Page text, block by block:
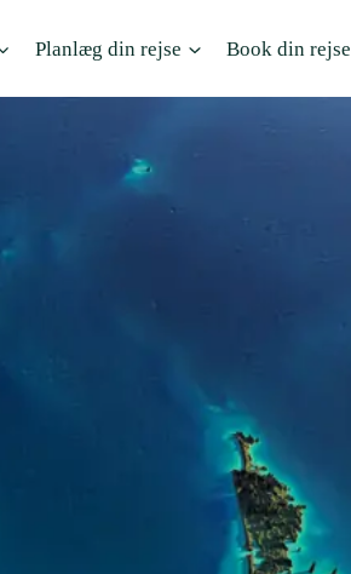
Planlæg din rejse Book din rejse